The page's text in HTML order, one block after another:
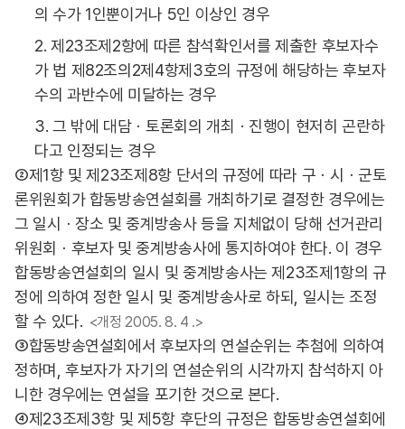
의 수가 1인뿐이거나 5인 이상인 경우
2. 제23조제2항에 따른 참석확인서를 제출한 후보자수
가 법 제82조의2제4항제3호의 규정에 해당하는 후보자
수의 과반수에 미달하는 경우
3. 그 밖에 대담ㆍ토론회의 개최ㆍ진행이 현저히 곤란하
다고 인정되는 경우
②제1항 및 제23조제8항 단서의 규정에 따라 구ㆍ시ㆍ군토
론위원회가 합동방송연설회를 개최하기로 결정한 경우에는
그 일시ㆍ장소 및 중계방송사 등을 지체없이 당해 선거관리
위원회ㆍ후보자 및 중계방송사에 통지하여야 한다. 이 경우
합동방송연설회의 일시 및 중계방송사는 제23조제1항의 규
정에 의하여 정한 일시 및 중계방송사로 하되, 일시는 조정
할 수 있다. <개정 2005. 8. 4 .>
③합동방송연설회에서 후보자의 연설순위는 추첨에 의하여
정하며, 후보자가 자기의 연설순위의 시각까지 참석하지 아
니한 경우에는 연설을 포기한 것으로 본다.
④제23조제3항 및 제5항 후단의 규정은 합동방송연설회에